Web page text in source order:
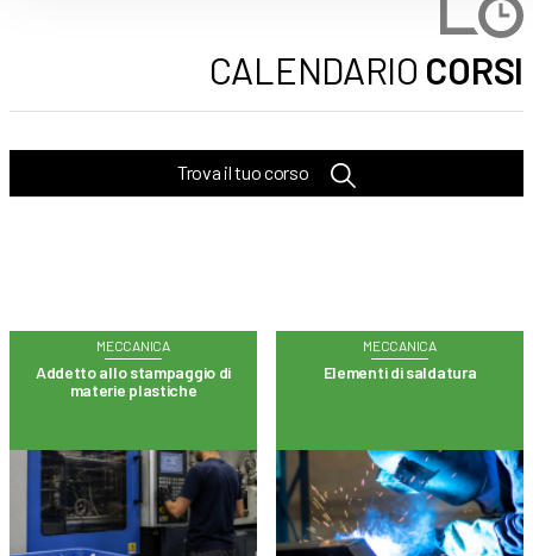
CALENDARIO CORSI
Trova il tuo corso
MECCANICA
Addetto allo stampaggio di
materie plastiche
MECCANICA
Elementi di saldatura